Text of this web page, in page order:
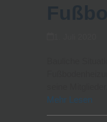
Bauliche
Mehr Lesen